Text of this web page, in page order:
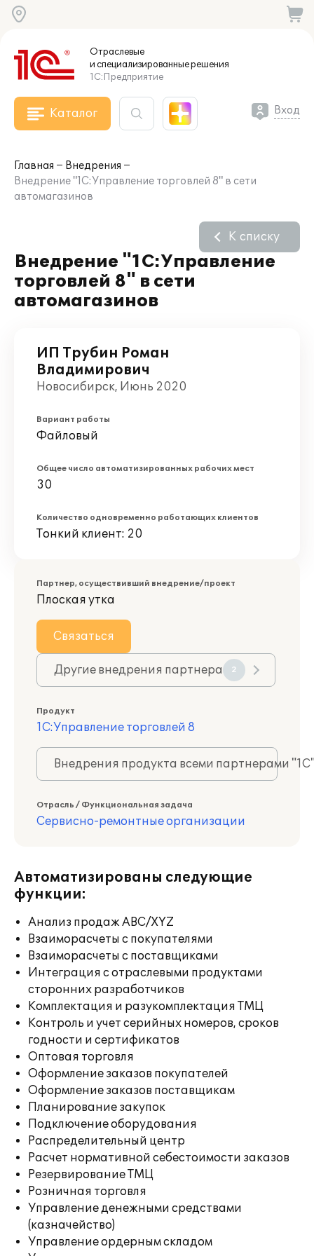
Отраслевые
и специализированныерешения
1С:Предприятие
Каталог Вход
Главная
Внедрения
Внедрение "1С:Управление торговлей 8" в сети
автомагазинов
Внедрение "1С:Управление
торговлей 8" в сети
автомагазинов
К списку
ИП Трубин Роман
Владимирович
Новосибирск, Июнь 2020
Вариант работы
Файловый
Общее число автоматизированных рабочих мест
30
Количество одновременно работающих клиентов
Тонкий клиент: 20
Партнер, осуществивший внедрение/проект
Плоская утка
Связаться
Другие внедрения партнера 2
Продукт
1С:Управление торговлей 8
Внедрения продукта всеми партнерами
Отрасль / Функциональная задача
Сервисно-ремонтные организации
Автоматизированы следующие
функции:
Анализ продаж ABC/XYZ
Взаиморасчеты с покупателями
Взаиморасчеты с поставщиками
Интеграция с отраслевыми продуктами
сторонних разработчиков
Комплектация и разукомплектация ТМЦ
Контроль и учет серийных номеров, сроков
годности и сертификатов
Оптовая торговля
Оформление заказов покупателей
Оформление заказов поставщикам
Планирование закупок
Подключение оборудования
Распределительный центр
Расчет нормативной себестоимости заказов
Резервирование ТМЦ
Розничная торговля
Управление денежными средствами
(казначейство)
Управление ордерным складом